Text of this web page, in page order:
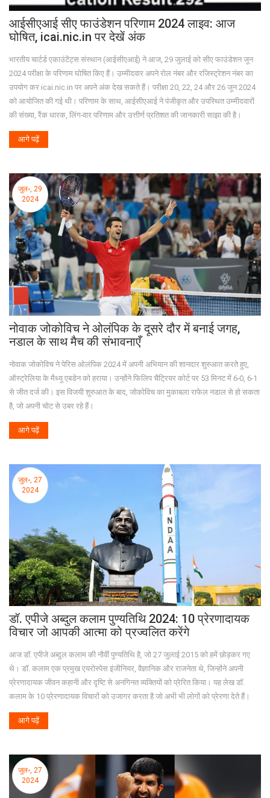
आईसीएआई सीए फाउंडेशन परिणाम 2024 लाइव: आज
घोषित, icai.nic.in पर देखें अंक
भारतीय चार्टर्ड एकाउंटेंट्स संस्थान (आईसीएआई) ने आज, 29 जुलाई को सीए फाउंडेशन जून
2024 परीक्षा के परिणाम घोषित किए हैं। उम्मीदवार अपने रोल नंबर और रजिस्ट्रेशन नंबर का
उपयोग कर icai.nic.in पर अपने अंक देख सकते हैं। परीक्षा 20, 22, 24 और 26 जून 2024
को आयोजित की गई थी। परिणाम के साथ, आईसीएआई ने पंजीकृत और उपस्थित उम्मीदवारों
की संख्या, रैंक धारक, लिंग-वार परिणाम और उत्तीर्ण प्रतिशत की जानकारी साझा की है।
आगे पढ़ें
जुल॰, 29
2024
नोवाक जोकोविच ने ओलंपिक के दूसरे दौर में बनाई जगह,
नडाल के साथ मैच की संभावनाएँ
नोवाक जोकोविच ने पेरिस ओलंपिक 2024 में अपनी अभियान की शानदार शुरुआत करते हुए,
ऑस्ट्रेलिया के मैथ्यू एबडेन को हराया। उन्होंने फिलिप चैट्रियर कोर्ट पर 53 मिनट में 6-0, 6-1
से जीत दर्ज की। इस विजयी शुरुआत के बाद, जोकोविच का मुकाबला राफेल नडाल से हो सकता
है, जो अपनी चोट से उबर रहे हैं।
आगे पढ़ें
जुल॰, 27
2024
डॉ. एपीजे अब्दुल कलाम पुण्यतिथि 2024: 10 प्रेरणादायक
विचार जो आपकी आत्मा को प्रज्वलित करेंगे
आज डॉ. एपीजे अब्दुल कलाम की नौवीं पुण्यतिथि है, जो 27 जुलाई 2015 को हमें छोड़कर गए
थे। डॉ. कलाम एक प्रमुख एयरोस्पेस इंजीनियर, वैज्ञानिक और राजनेता थे, जिन्होंने अपनी
प्रेरणादायक जीवन कहानी और दृष्टि से अनगिनत व्यक्तियों को प्रेरित किया। यह लेख डॉ.
कलाम के 10 प्रेरणादायक विचारों को उजागर करता है जो अभी भी लोगों को प्रेरणा देते हैं।
आगे पढ़ें
जुल॰, 27
2024